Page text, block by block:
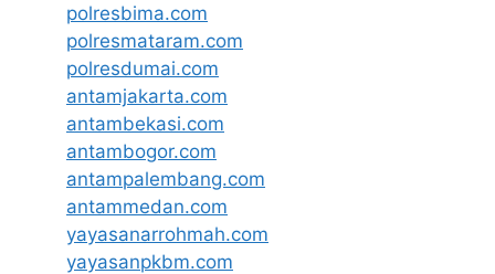
polresbima.com
polresmataram.com
polresdumai.com
antamjakarta.com
antambekasi.com
antambogor.com
antampalembang.com
antammedan.com
yayasanarrohmah.com
yayasanpkbm.com